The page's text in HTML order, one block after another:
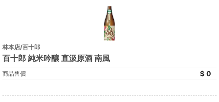
林本店/百十郎
百十郎 純米吟釀 直汲原酒 南風
商品售價 0